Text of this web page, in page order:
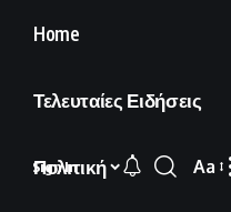
Home
Τελευταίες Ειδήσεις
Πολιτική
Sign In
Font
Aa